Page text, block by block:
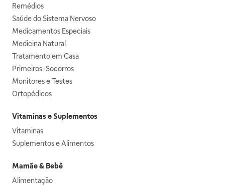
Remédios
Saúde do Sistema Nervoso
Medicamentos Especiais
Medicina Natural
Tratamento em Casa
Primeiros-Socorros
Monitores e Testes
Ortopédicos
Vitaminas e Suplementos
Vitaminas
Suplementos e Alimentos
Mamãe & Bebê
Alimentação